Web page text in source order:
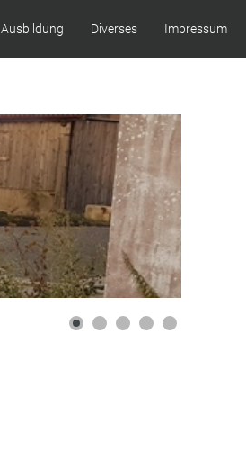
Ausbildung Diverses Impressum